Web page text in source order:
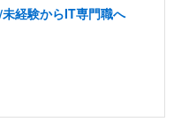
経験からIT専門職へ